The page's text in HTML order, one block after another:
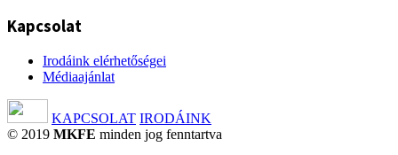
Kapcsolat
Irodáink elérhetőségei
Médiaajánlat
KAPCSOLAT IRODÁINK
© 2019 MKFE minden jog fenntartva